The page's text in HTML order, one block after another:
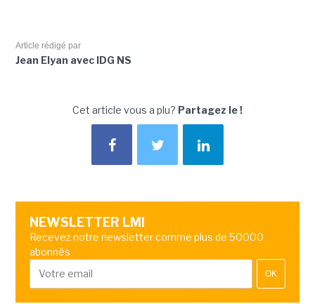
Article rédigé par
Jean Elyan avec IDG NS
Cet article vous a plu? Partagez le !
NEWSLETTER LMI
Recevez notre newsletter comme plus de 50000
abonnés
OK